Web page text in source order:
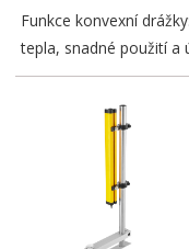
Funkce konvexní
tepla, snadné použití a